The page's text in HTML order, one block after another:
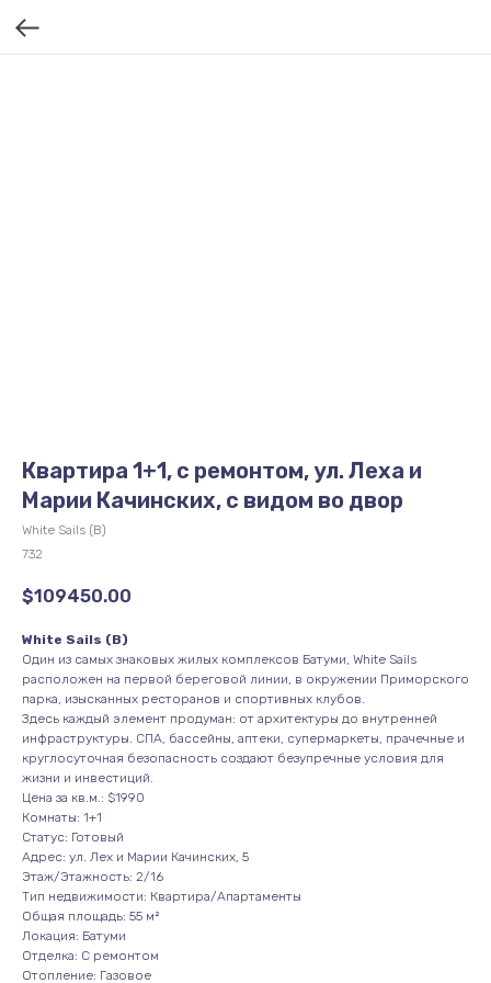
Квартира 1+1, с ремонтом, ул. Леха и
Марии Качинских, с видом во двор
White Sails (B)
732
$109450.00
White Sails (B)
Один из самых знаковых жилых комплексов Батуми, White Sails
расположен на первой береговой линии, в окружении Приморского
парка, изысканных ресторанов и спортивных клубов.
Здесь каждый элемент продуман: от архитектуры до внутренней
инфраструктуры. СПА, бассейны, аптеки, супермаркеты, прачечные и
круглосуточная безопасность создают безупречные условия для
жизни и инвестиций.
Цена за кв.м.: $1990
Комнаты: 1+1
Статус: Готовый
Адрес: ул. Лех и Марии Качинских, 5
Этаж/Этажность: 2/16
Тип недвижимости: Квартира/Апартаменты
Общая площадь: 55 м²
Локация: Батуми
Отделка: С ремонтом
Отопление: Газовое